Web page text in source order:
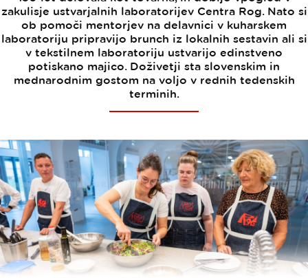
zakulisje ustvarjalnih laboratorijev Centra Rog. Nato si
ob pomoči mentorjev na delavnici v kuharskem
laboratoriju pripravijo brunch iz lokalnih sestavin ali si
v tekstilnem laboratoriju ustvarijo edinstveno
potiskano majico. Doživetji sta slovenskim in
mednarodnim gostom na voljo v rednih tedenskih
terminih.